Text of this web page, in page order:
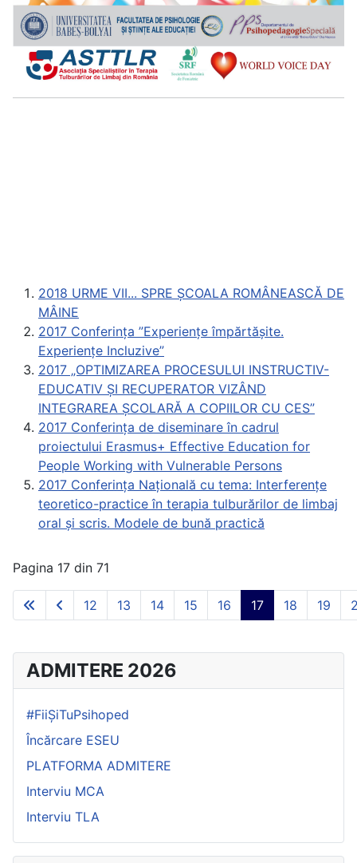
2018 URME VII... SPRE ȘCOALA ROMÂNEASCĂ DE
MÂINE
2017 Conferința ”Experiențe împărtășite.
Experiențe Incluzive”
2017 „OPTIMIZAREA PROCESULUI INSTRUCTIV-
EDUCATIV ŞI RECUPERATOR VIZÂND
INTEGRAREA ŞCOLARĂ A COPIILOR CU CES”
2017 Conferința de diseminare în cadrul
proiectului Erasmus+ Effective Education for
People Working with Vulnerable Persons
2017 Conferința Națională cu tema: Interferențe
teoretico-practice în terapia tulburărilor de limbaj
oral și scris. Modele de bună practică
Pagina 17 din 71
12 13 14 15 16 17 18 19
ADMITERE 2026
#FiiȘiTuPsihoped
Încărcare ESEU
PLATFORMA ADMITERE
Interviu MCA
Interviu TLA